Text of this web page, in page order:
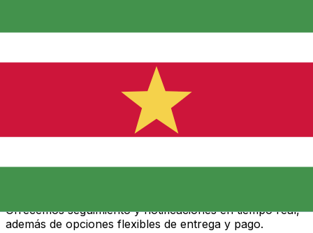
Transferencias de dinero internacionales Xe
Ofrecemos seguimiento y notificaciones en tiempo real,
además de opciones flexibles de entrega y pago.